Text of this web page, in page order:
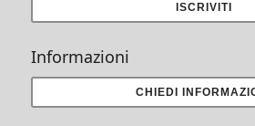
ISCRIVITI
Informazioni
CHIEDI